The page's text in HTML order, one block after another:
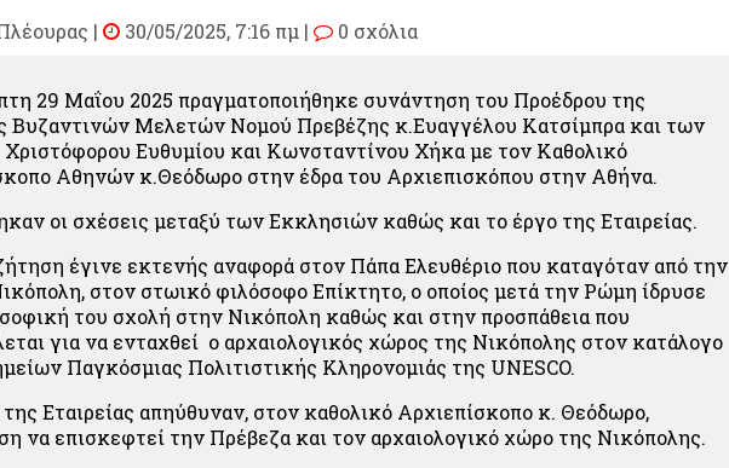
| 30/05/2025, 7:16 πμ | 0 σχόλια
29 Μαΐου 2025 πραγματοποιήθηκε συνάντηση του Προέδρου της
Βυζαντινών Μελετών Νομού Πρεβέζης κ.Ευαγγέλου Κατσίμπρα και των
Ευθυμίου και Κωνσταντίνου Χήκα με τον Καθολικό
Αθηνών κ.Θεόδωρο στην έδρα του Αρχιεπισκόπου στην Αθήνα.
οι σχέσεις μεταξύ των Εκκλησιών καθώς και το έργο της Εταιρείας.
έγινε εκτενής αναφορά στον Πάπα Ελευθέριο που καταγόταν από την
στον στωικό φιλόσοφο Επίκτητο, ο οποίος μετά την Ρώμη ίδρυσε
του σχολή στην Νικόπολη καθώς και στην προσπάθεια που
για να ενταχθεί ο αρχαιολογικός χώρος της Νικόπολης στον κατάλογο
Παγκόσμιας Πολιτιστικής Κληρονομιάς της UNESCO.
Εταιρείας απηύθυναν, στον καθολικό Αρχιεπίσκοπο κ. Θεόδωρο,
να επισκεφτεί την Πρέβεζα και τον αρχαιολογικό χώρο της Νικόπολης.